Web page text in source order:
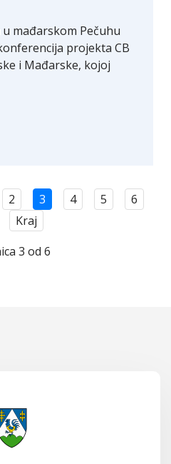
mađarskom Pečuhu
projekta CB
i Mađarske, kojoj
2 3 4 5
6
Kraj
3 od 6